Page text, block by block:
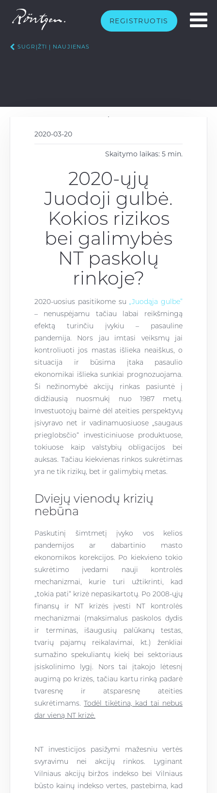
REGISTRUOTIS
SUGRĮŽTI Į NAUJIENAS
2020-03-20
Skaitymo laikas: 5 min.
2020-ųjų
Juodoji gulbė.
Kokios rizikos
bei galimybės
NT paskolų
rinkoje?
2020-uosius pasitikome su „Juodąja gulbe”
– nenuspėjamu tačiau labai reikšmingą
efektą turinčiu įvykiu – pasauline
pandemija. Nors jau imtasi veiksmų jai
kontroliuoti jos mastas išlieka neaiškus, o
situacija ir būsima įtaka pasaulio
ekonomikai išlieka sunkiai prognozuojama.
Ši nežinomybė akcijų rinkas pasiuntė į
didžiausią nuosmukį nuo 1987 metų.
Investuotojų baimė dėl ateities perspektyvų
įsivyravo net ir vadinamuosiuose „saugaus
prieglobsčio“ investiciniuose produktuose,
tokiuose kaip valstybių obligacijos bei
auksas. Tačiau kiekvienas rinkos sukrėtimas
yra ne tik rizikų, bet ir galimybių metas.
Dviejų vienodų krizių
nebūna
Paskutinį šimtmetį įvyko vos kelios
pandemijos ar dabartinio masto
ekonomikos korekcijos. Po kiekvieno tokio
sukrėtimo įvedami nauji kontrolės
mechanizmai, kurie turi užtikrinti, kad
„tokia pati“ krizė nepasikartotų. Po 2008-ųjų
finansų ir NT krizės įvesti NT kontrolės
mechanizmai (maksimalus paskolos dydis
ir terminas, išaugusių palūkanų testas,
tvarių pajamų reikalavimai, kt.) ženkliai
sumažino spekuliantų kiekį bei sektoriaus
įsiskolinimo lygį. Nors tai įtakojo lėtesnį
augimą po krizės, tačiau kartu rinką padarė
tvaresnę ir atsparesnę ateities
sukrėtimams.Todėl tikėtina, kad tai nebus
dar vieną NT krizė.
NT investicijos pasižymi mažesniu vertės
svyravimu nei akcijų rinkos. Lyginant
Vilniaus akcijų biržos indekso bei Vilniaus
būsto kainų indekso vertes, pastebima, kad